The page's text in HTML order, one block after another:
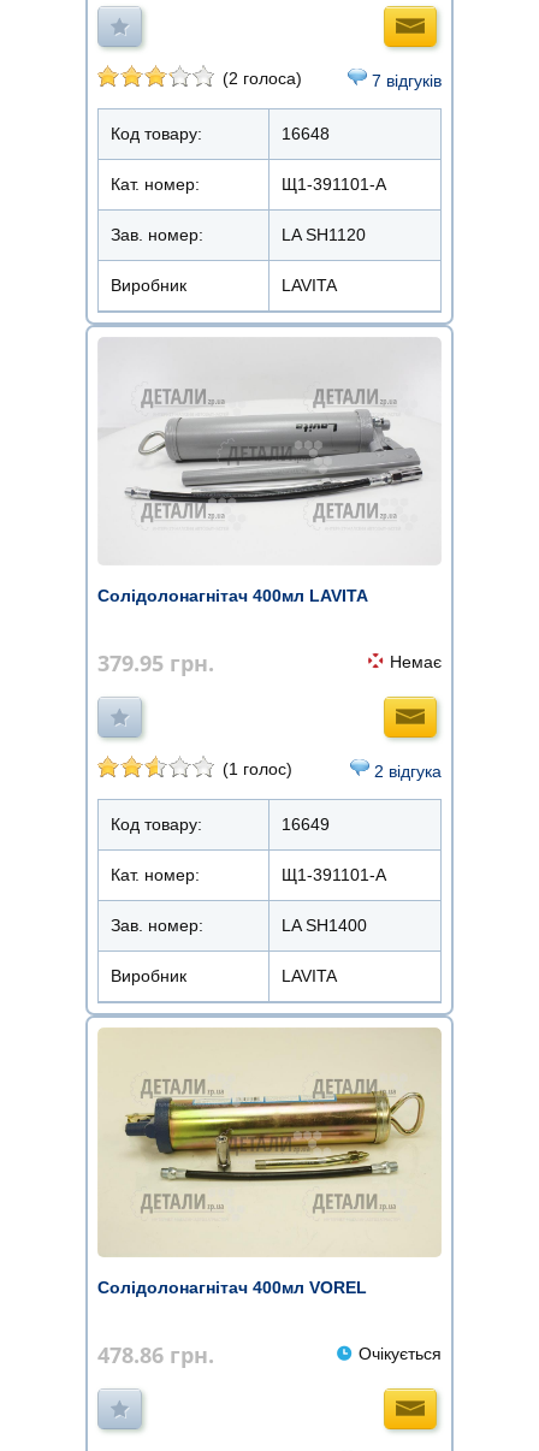
(2 голоса) 7 відгуків
Код товару: 16648
Кат. номер: Щ1-391101-А
Зав. номер: LA SH1120
Виробник LAVITA
Солідолонагнітач 400мл LAVITA
379.95 грн. Немає
(1 голос) 2 відгука
Код товару: 16649
Кат. номер: Щ1-391101-А
Зав. номер: LA SH1400
Виробник LAVITA
Солідолонагнітач 400мл VOREL
478.86 грн. Очікується